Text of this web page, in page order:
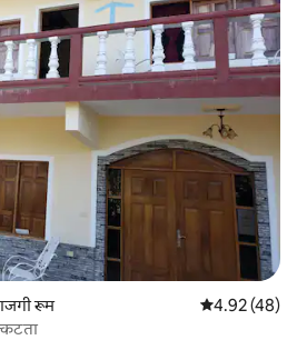
रूम 5 पैकी 4.92
4.92 (48)